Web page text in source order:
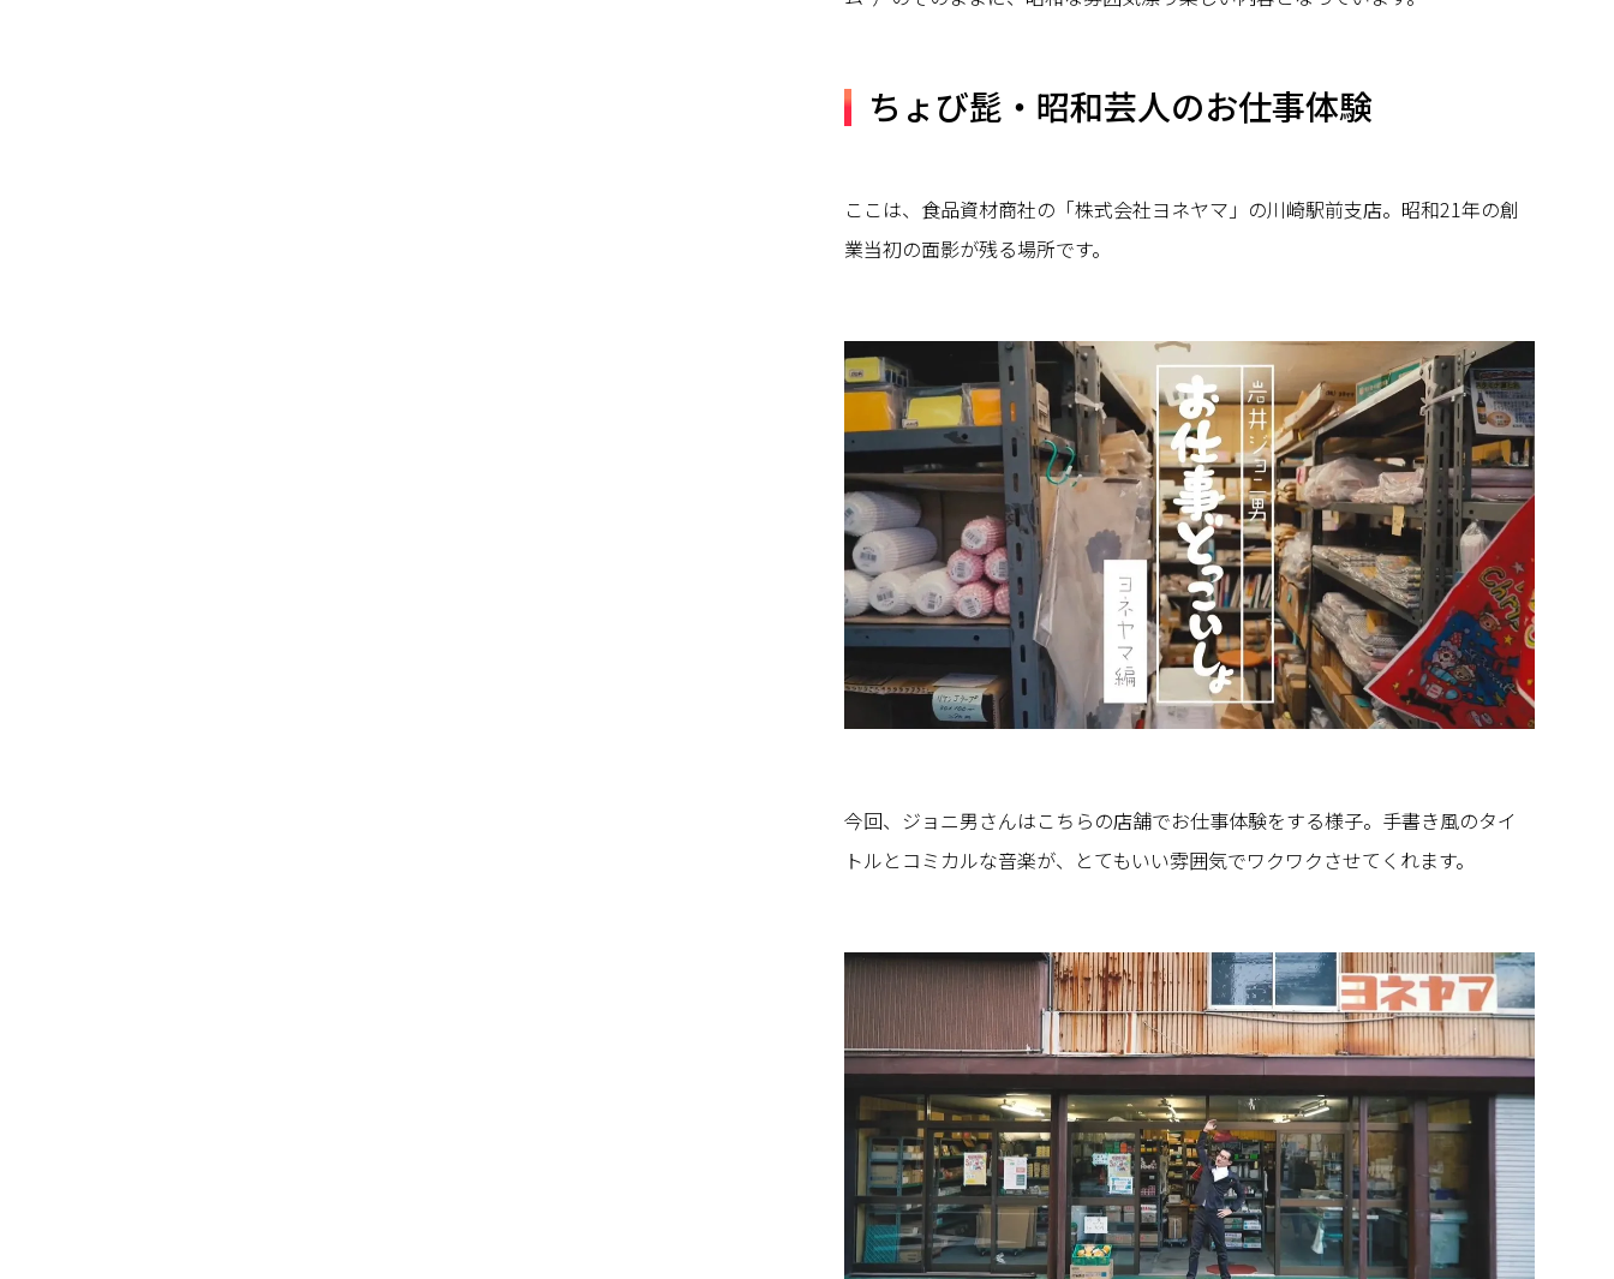
ちょび髭・昭和芸人のお仕事体験
ここは、食品資材商社の「株式会社ヨネヤマ」の川崎駅前支店。昭和21年の創
業当初の面影が残る場所です。
今回、ジョニ男さんはこちらの店舗でお仕事体験をする様子。手書き風のタイ
トルとコミカルな音楽が、とてもいい雰囲気でワクワクさせてくれます。